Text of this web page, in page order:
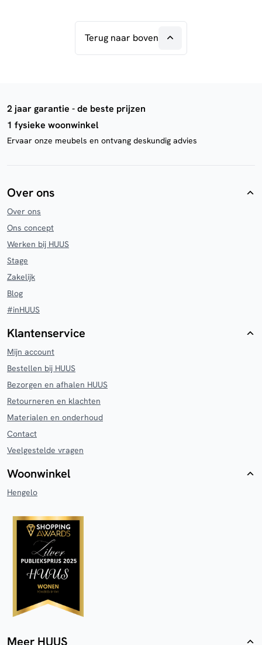
Terug naar boven
2 jaar garantie - de beste prijzen
1 fysieke woonwinkel
Ervaar onze meubels en ontvang deskundig advies
Over ons
Over ons
Ons concept
Werken bij HUUS
Stage
Zakelijk
Blog
#inHUUS
Klantenservice
Mijn account
Bestellen bij HUUS
Bezorgen en afhalen HUUS
Retourneren en klachten
Materialen en onderhoud
Contact
Veelgestelde vragen
Woonwinkel
Hengelo
Meer HUUS